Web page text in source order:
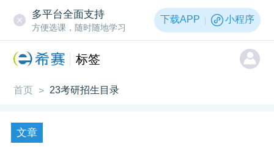
多平台全面支持
方便选课，随时随地学习
下载APP 小程序
标签
首页 > 23考研招生目录
文章